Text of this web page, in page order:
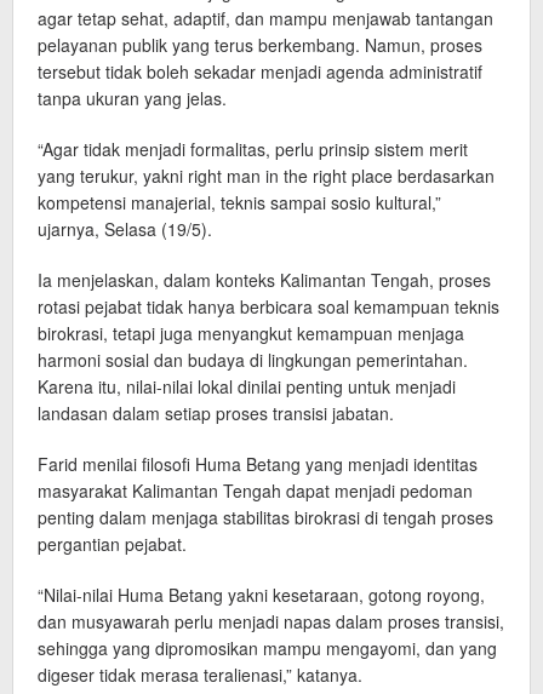
agar tetap sehat, adaptif, dan mampu menjawab tantangan
pelayanan publik yang terus berkembang. Namun, proses
tersebut tidak boleh sekadar menjadi agenda administratif
tanpa ukuran yang jelas.
“Agar tidak menjadi formalitas, perlu prinsip sistem merit
yang terukur, yakni right man in the right place berdasarkan
kompetensi manajerial, teknis sampai sosio kultural,”
ujarnya, Selasa (19/5).
Ia menjelaskan, dalam konteks Kalimantan Tengah, proses
rotasi pejabat tidak hanya berbicara soal kemampuan teknis
birokrasi, tetapi juga menyangkut kemampuan menjaga
harmoni sosial dan budaya di lingkungan pemerintahan.
Karena itu, nilai-nilai lokal dinilai penting untuk menjadi
landasan dalam setiap proses transisi jabatan.
Farid menilai filosofi Huma Betang yang menjadi identitas
masyarakat Kalimantan Tengah dapat menjadi pedoman
penting dalam menjaga stabilitas birokrasi di tengah proses
pergantian pejabat.
“Nilai-nilai Huma Betang yakni kesetaraan, gotong royong,
dan musyawarah perlu menjadi napas dalam proses transisi,
sehingga yang dipromosikan mampu mengayomi, dan yang
digeser tidak merasa teralienasi,” katanya.